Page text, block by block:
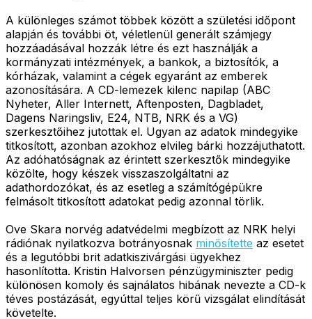
A különleges számot többek között a születési időpont
alapján és további öt, véletlenül generált számjegy
hozzáadásával hozzák létre és ezt használják a
kormányzati intézmények, a bankok, a biztosítók, a
kórházak, valamint a cégek egyaránt az emberek
azonosítására. A CD-lemezek kilenc napilap (ABC
Nyheter, Aller Internett, Aftenposten, Dagbladet,
Dagens Naringsliv, E24, NTB, NRK és a VG)
szerkesztőihez jutottak el. Ugyan az adatok mindegyike
titkosított, azonban azokhoz elvileg bárki hozzájuthatott.
Az adóhatóságnak az érintett szerkesztők mindegyike
közölte, hogy készek visszaszolgáltatni az
adathordozókat, és az esetleg a számítógépükre
felmásolt titkosított adatokat pedig azonnal törlik.
Ove Skara norvég adatvédelmi megbízott az NRK helyi
rádiónak nyilatkozva botrányosnak minősítette az esetet
és a legutóbbi brit adatkiszivárgási ügyekhez
hasonlította. Kristin Halvorsen pénzügyminiszter pedig
különösen komoly és sajnálatos hibának nevezte a CD-k
téves postázását, egyúttal teljes körű vizsgálat elindítását
követelte.